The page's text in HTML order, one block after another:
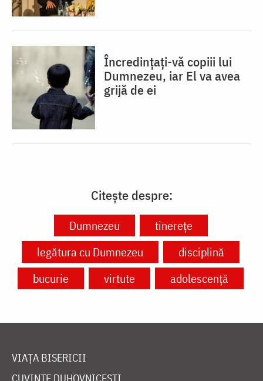
Încredințați-vă copiii lui
Dumnezeu, iar El va avea
grijă de ei
Citește despre:
Dumnezeu
tinerețe
legătura cu Dumnezeu
disciplină
bucurie
virtute adolescență
VIAȚA BISERICII
CUVINTE DUHOVNICEȘTI